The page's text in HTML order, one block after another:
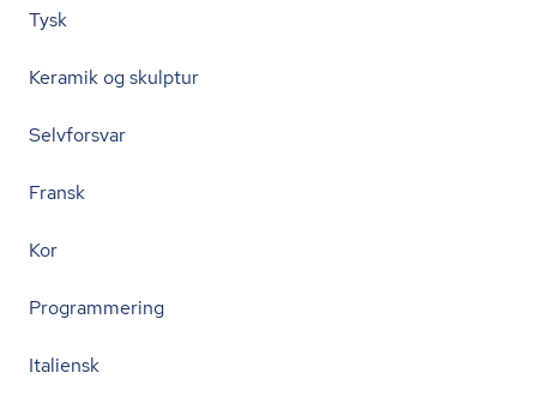
Tysk
Keramik og skulptur
Selvforsvar
Fransk
Kor
Programmering
Italiensk